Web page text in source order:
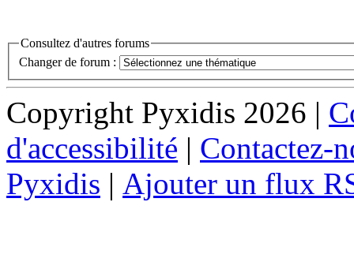
Consultez d'autres forums
Changer de forum :
Copyright Pyxidis 2026 |
d'accessibilité | Contactez-
Pyxidis | Ajouter un flux